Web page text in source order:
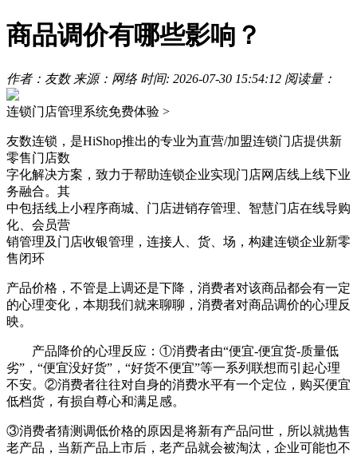
商品调价有哪些影响？
作者：友数 来源：网络 时间: 2026-07-30 15:54:12 阅读量：
连锁门店管理系统免费体验 >
友数连锁，是HiShop推出的专业为直营/加盟连锁门店提供新
零售门店数
字化解决方案，致力于帮助连锁企业实现门店网店线上线下业
务融合。其
中包括线上小程序商城、门店进销存管理、智慧门店在线导购
化、会员营
销管理及门店收银管理，连接人、货、场，构建连锁企业新零
售闭环
产品价格，不管是上调还是下降，消费者对该商品都会有一定
的心理变化，本期我们就来聊聊，消费者对商品调价的心理反
映。
产品降价的心理反应：①消费者由“便宜-便宜货-质量低
劣”，“便宜没好货”，“好货不便宜”等一系列联想而引起心理
不安。②消费者往往对自身的消费水平有一个定位，购买便宜
低档货，有损自尊心和满足感。
③消费者猜测调低价格的原因是将新有产品问世，所以就抛售
老产品，当新产品上市后，老产品就会被淘汰，企业可能也不